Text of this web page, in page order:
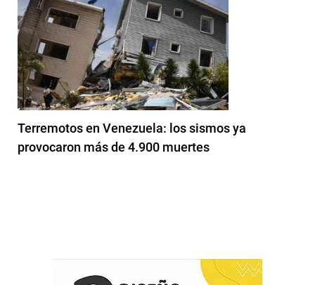
Terremotos en Venezuela: los sismos ya
provocaron más de 4.900 muertes